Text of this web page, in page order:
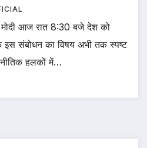
मोदी आज रात 8:30 बजे देश को
संबोधन का विषय अभी तक स्पष्ट
हलकों में…